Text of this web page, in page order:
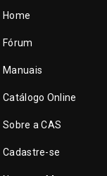
Home
Fórum
Manuais
Catálogo Online
Sobre a CAS
Cadastre-se